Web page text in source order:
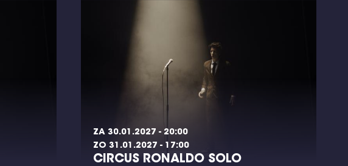
ZA 30.01.2027 - 20:00
ZO 31.01.2027 - 17:00
CIRCUS RONALDO SOLO